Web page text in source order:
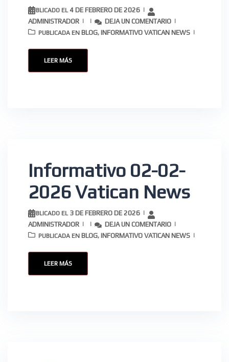
PUBLICADO EL4 DE FEBRERO DE 2026
ADMINISTRADOR
DEJA UN COMENTARIO
PUBLICADA EN BLOG, INFORMATIVO VATICAN NEWS
LEER MÁS
Informativo 02-02-
2026 Vatican News
PUBLICADO EL 3 DE FEBRERO DE 2026
ADMINISTRADOR
DEJA UN COMENTARIO
PUBLICADA EN BLOG, INFORMATIVO VATICAN NEWS
LEER MÁS